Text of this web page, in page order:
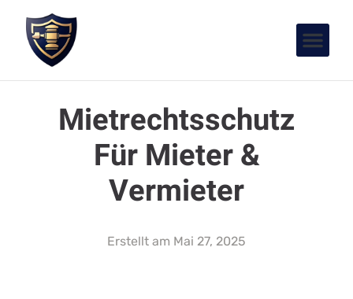
Mietrechtsschutz
Für Mieter &
Vermieter
Erstellt am Mai 27, 2025